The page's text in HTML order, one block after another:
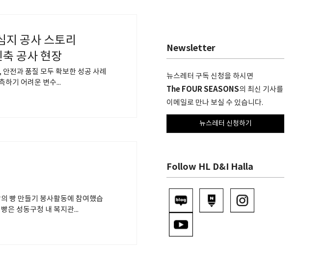
지 공사 스토리
축 공사 현장
전과 품질 모두 확보한 성공 사례
하기 어려운 변수...
빵 만들기 봉사활동에 참여했습
은 성동구청 내 복지관...
Newsletter
뉴스레터 구독 신청을 하시면
The FOUR SEASONS의 최신 기사를
이메일로 만나 보실 수 있습니다.
뉴스레터 신청하기
Follow HL D&I Halla